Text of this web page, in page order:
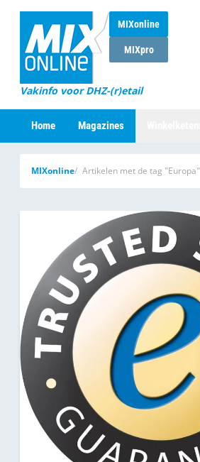
MIXonline
MIXpro
Vakinfo voor DHZ-(r)etail
Home Magazines
MIXonline Artikelen met de tag "Europa"